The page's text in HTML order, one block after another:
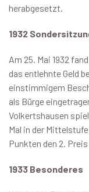
herabgesetzt.
1932
Am 25. Mai 1932
das entlehnte Geld
einstimmigem
als Bürge
Volkertshausen
Mal in der
Punkten den 2. Preis
1933 Besonderes